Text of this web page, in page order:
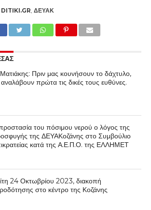
DITIKI.GR ΔΕΥΑΚ
Πριν μας κουνήσουν το δάχτυλο,
πρώτα τις δικές τους ευθύνες.
του πόσιμου νερού ο λόγος της
της ΔΕΥΑΚοζάνης στο Συμβούλιο
κατά της Α.Ε.Π.Ο. της ΕΛΛΗΜΕΤ
24 Οκτωβρίου 2023, διακοπή
στο κέντρο της Κοζάνης